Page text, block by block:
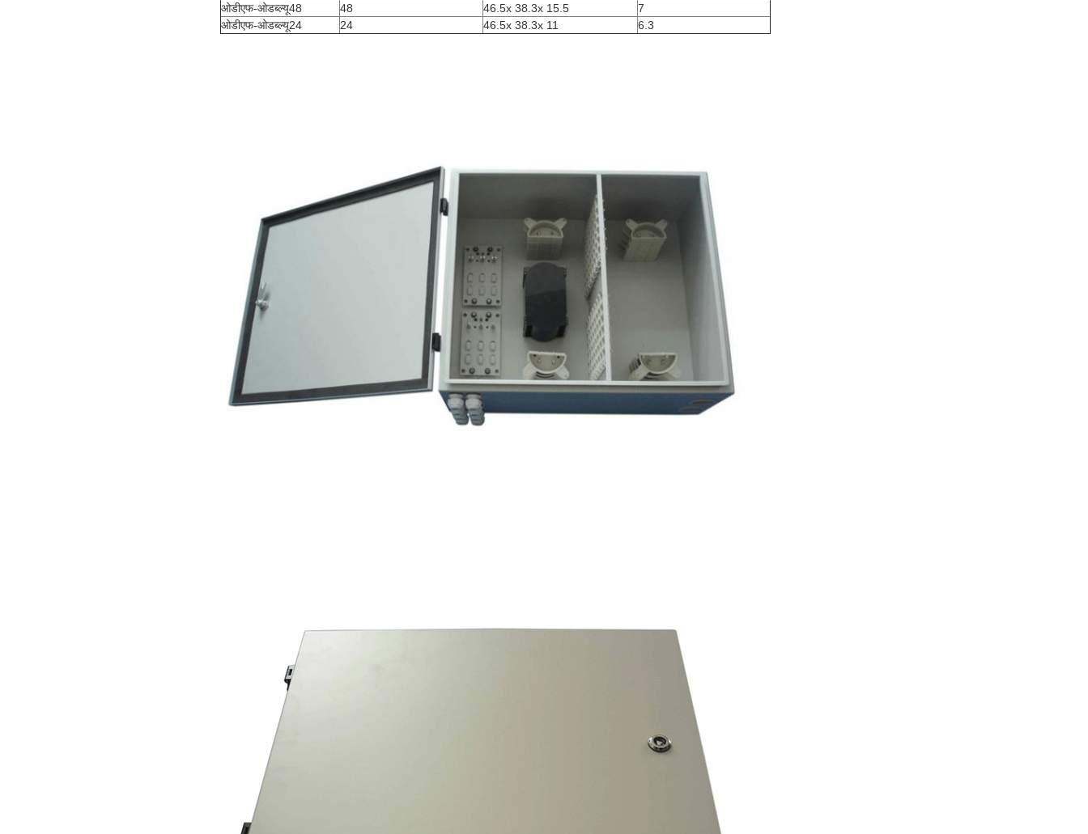
प्रस्तुत
ओडीएफ-ओडब्ल्यू48
48 46.5x 38.3x 15.5
7
ओडीएफ-ओडब्ल्यू24
24 46.5x 38.3x 11 6.3